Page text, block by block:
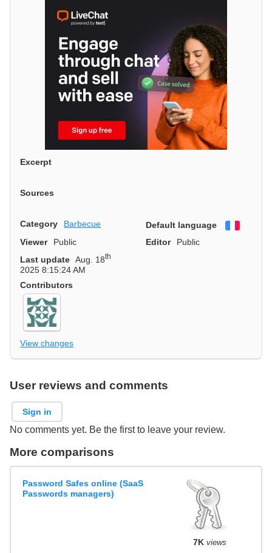
Excerpt
Sources
Category Barbecue Default language
Viewer
Public Editor
Public
Last update Aug. 18th
2025 8:15:24 AM
Contributors
View changes
User reviews and comments
Sign in
No comments yet. Be the first to leave your review.
More comparisons
Password Safes online (SaaS
Passwords managers)
7K views